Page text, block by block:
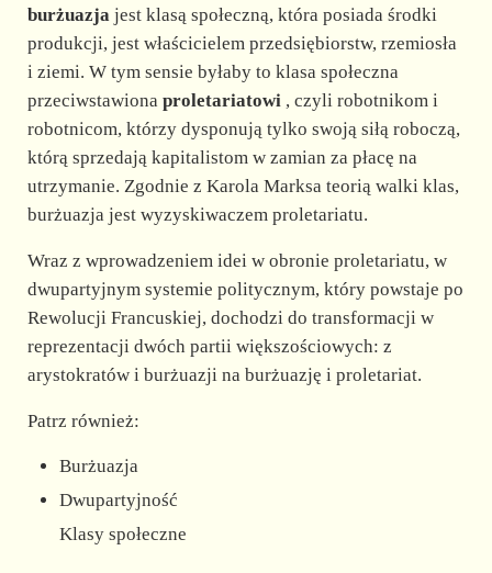
burżuazja jest klasą społeczną, która posiada środki
produkcji, jest właścicielem przedsiębiorstw, rzemiosła
i ziemi. W tym sensie byłaby to klasa społeczna
przeciwstawiona proletariatowi , czyli robotnikom i
robotnicom, którzy dysponują tylko swoją siłą roboczą,
którą sprzedają kapitalistom w zamian za płacę na
utrzymanie. Zgodnie z Karola Marksa teorią walki klas,
burżuazja jest wyzyskiwaczem proletariatu.
Wraz z wprowadzeniem idei w obronie proletariatu, w
dwupartyjnym systemie politycznym, który powstaje po
Rewolucji Francuskiej, dochodzi do transformacji w
reprezentacji dwóch partii większościowych: z
arystokratów i burżuazji na burżuazję i proletariat.
Patrz również:
Burżuazja
Dwupartyjność
Klasy społeczne